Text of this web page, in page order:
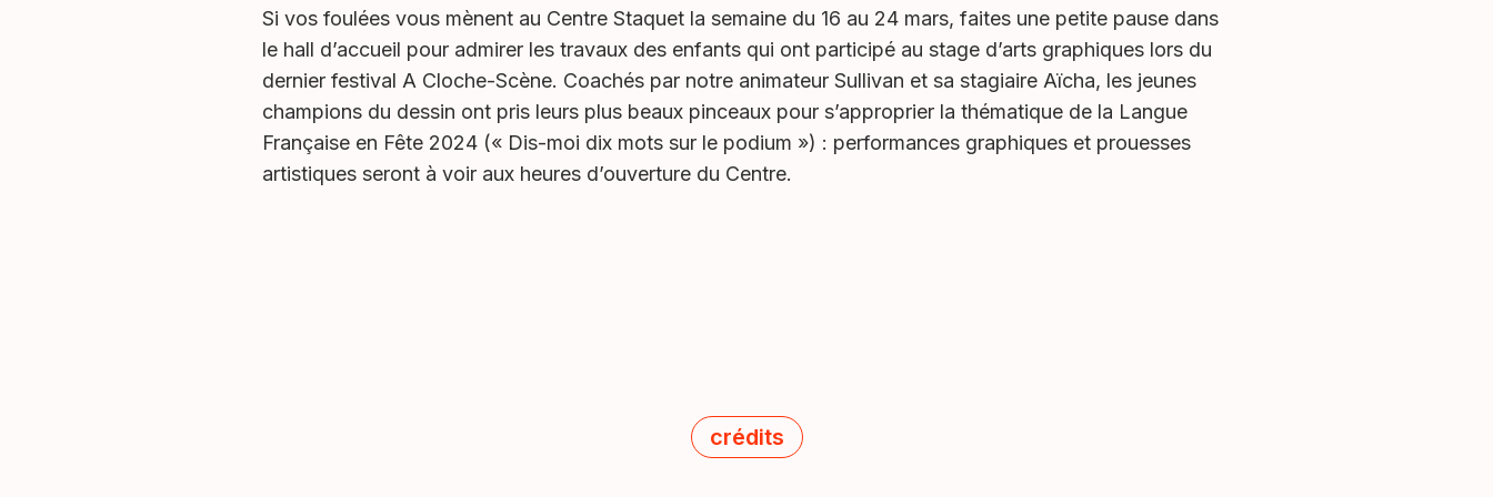
Si vos foulées vous mènent au Centre Staquet la semaine du 16 au 24 mars, faites une petite pause dans
le hall d’accueil pour admirer les travaux des enfants qui ont participé au stage d’arts graphiques lors du
dernier festival A Cloche-Scène. Coachés par notre animateur Sullivan et sa stagiaire Aïcha, les jeunes
champions du dessin ont pris leurs plus beaux pinceaux pour s’approprier la thématique de la Langue
Française en Fête 2024 (« Dis-moi dix mots sur le podium ») : performances graphiques et prouesses
artistiques seront à voir aux heures d’ouverture du Centre.
crédits